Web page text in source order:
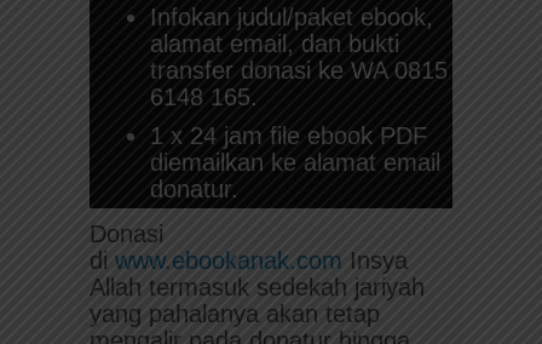
Infokan judul/paket ebook,
alamat email, dan bukti
transfer donasi ke WA 0815
6148 165.
1 x 24 jam file ebook PDF
diemailkan ke alamat email
donatur.
Donasi
di www.ebookanak.com Insya
Allah termasuk sedekah jariyah
yang pahalanya akan tetap